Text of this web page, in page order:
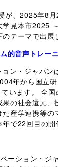
が、2025年8
見本市2025
テーマで出展
的音声トレー
ン・ジャパン
年から国立
います。 全国
の社会還元、
産学連携等の
で22回目の開
ーション・ジ